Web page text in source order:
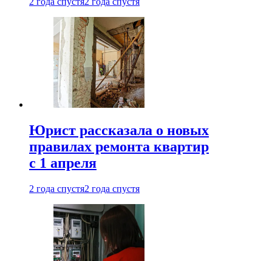
Юрист рассказала о новых
правилах ремонта квартир
с 1 апреля
2 года спустя2 года спустя